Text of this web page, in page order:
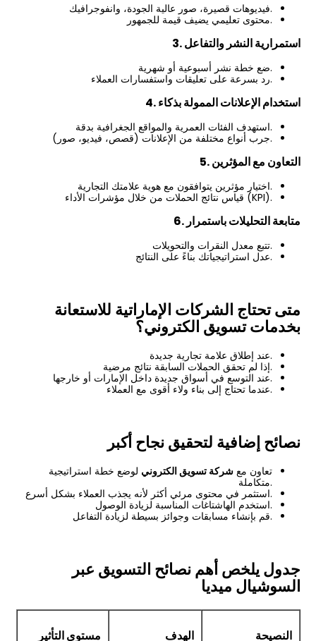
فيديوهات قصيرة، صور عالية الجودة، وانفوجرافيك.
محتوى تعليمي يضيف قيمة للجمهور.
3. استمرارية النشر والتفاعل
ضع خطة نشر أسبوعية أو شهرية.
رد بسرعة على تعليقات واستفسارات العملاء.
4. استخدام الإعلانات الممولة بذكاء
استهدف الفئات العمرية والمواقع الجغرافية بدقة.
جرب أنواع مختلفة من الإعلانات (قصص، فيديو، صور).
5. التعاون مع المؤثرين
اختيار مؤثرين يتوافقون مع هوية علامتك التجارية.
قياس نتائج الحملات من خلال مؤشرات الأداء (KPI).
6. متابعة التحليلات باستمرار
تتبع معدل النقرات والتحويلات.
عدل استراتيجياتك بناءً على النتائج.
متى تحتاج الشركات الإماراتية للاستعانة
بخدمات تسويق الكتروني؟
عند إطلاق علامة تجارية جديدة.
إذا لم تحقق الحملات السابقة نتائج مرضية.
عند التوسع في أسواق جديدة داخل الإمارات أو خارجها.
عندما تحتاج إلى بناء ولاء أقوى مع العملاء.
نصائح إضافية لتحقيق نجاح أكبر
تعاون معشركة تسويق الكتروني لوضع خطة استراتيجية
متكاملة.
استثمر في محتوى مرئي أكثر لأنه يجذب العملاء بشكل أسرع.
استخدم الهاشتاغات المناسبة لزيادة الوصول.
قم بإنشاء مسابقات وجوائز بسيطة لزيادة التفاعل.
جدول يلخص أهم نصائح التسويق عبر
السوشيال ميديا
النصيحة الهدف مستوى التأثير